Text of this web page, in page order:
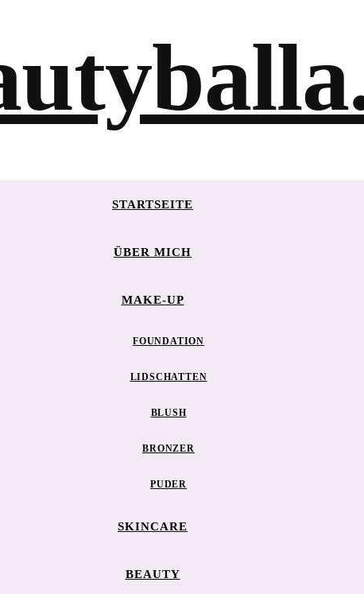
STARTSEITE
ÜBER MICH
MAKE-UP
FOUNDATION
LIDSCHATTEN
BLUSH
BRONZER
PUDER
SKINCARE
BEAUTY